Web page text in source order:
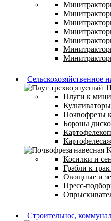
Сельскохозяйственное
Плуги к
Почвофрезы
Бороны
Косилки и
Грабли к
Овощные и
Пресс-
Строительное,